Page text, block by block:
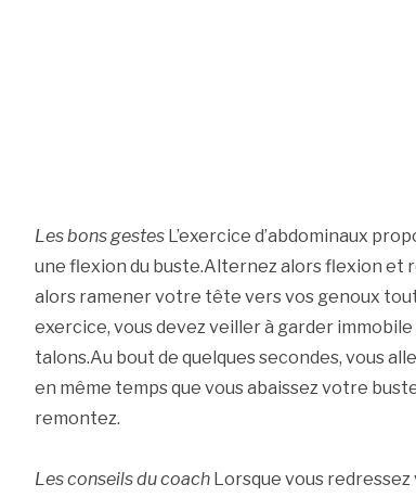
Les bons gestesL’exercice d’abdominaux
une flexion du buste.Alternez alors flexion et
alors ramener votre tête vers vos genoux
exercice, vous devez veiller à garder
talons.Au bout de quelques secondes, vous
en même temps que vous abaissez votre
remontez.
Les conseils du coachLorsque vous redressez